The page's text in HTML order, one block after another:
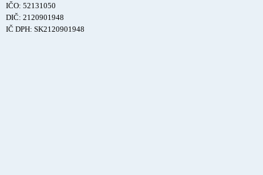
IČO: 52131050
DIČ: 2120901948
IČ DPH: SK2120901948